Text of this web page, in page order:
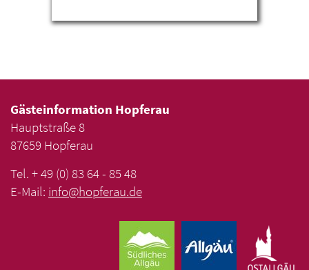
Gästeinformation Hopferau
Hauptstraße 8
87659 Hopferau
Tel. + 49 (0) 83 64 - 85 48
E-Mail: info@hopferau.de